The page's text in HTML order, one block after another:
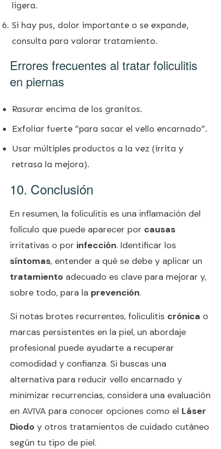
ligera.
Si hay pus, dolor importante o se expande,
consulta para valorar tratamiento.
Errores frecuentes al tratar foliculitis
en piernas
Rasurar encima de los granitos.
Exfoliar fuerte “para sacar el vello encarnado”.
Usar múltiples productos a la vez (irrita y
retrasa la mejora).
10. Conclusión
En resumen, la foliculitis es una inflamación del
folículo que puede aparecer por causas
irritativas o por infección. Identificar los
síntomas, entender a qué se debe y aplicar un
tratamiento adecuado es clave para mejorar y,
sobre todo, para la prevención.
Si notas brotes recurrentes, foliculitis crónica o
marcas persistentes en la piel, un abordaje
profesional puede ayudarte a recuperar
comodidad y confianza. Si buscas una
alternativa para reducir vello encarnado y
minimizar recurrencias, considera una evaluación
en AVIVA para conocer opciones como el Láser
Diodo y otros tratamientos de cuidado cutáneo
según tu tipo de piel.